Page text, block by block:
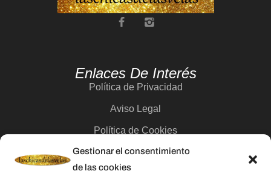
Gestionar el consentimiento
de las cookies
Enlaces De Interés
Política de Privacidad
Aviso Legal
Política de Cookies
Contacto